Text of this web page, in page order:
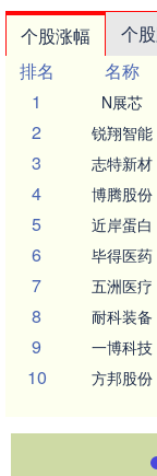
个股涨幅 个
排名
名称
1
N展芯
2 锐翔智能
3 志特新材
4 博腾股份
5 近岸蛋白
6 毕得医药
7 五洲医疗
8 耐科装备
9 一博科技
10 方邦股份